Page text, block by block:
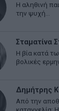
Η αληθινή
την ψυχή…
Σταματίνα
Η βία κατά
βολικές
Δημήτρης
Από την